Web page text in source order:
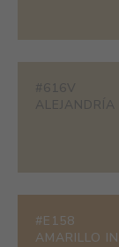
#616V
ALEJANDRÍA
#E158
AMARILLO